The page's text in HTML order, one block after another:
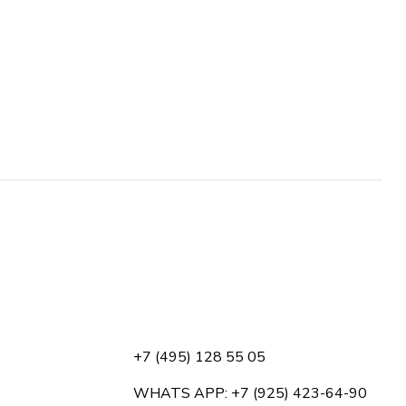
+7 (495) 128 55 05
WHATS APP: +7 (925) 423-64-90